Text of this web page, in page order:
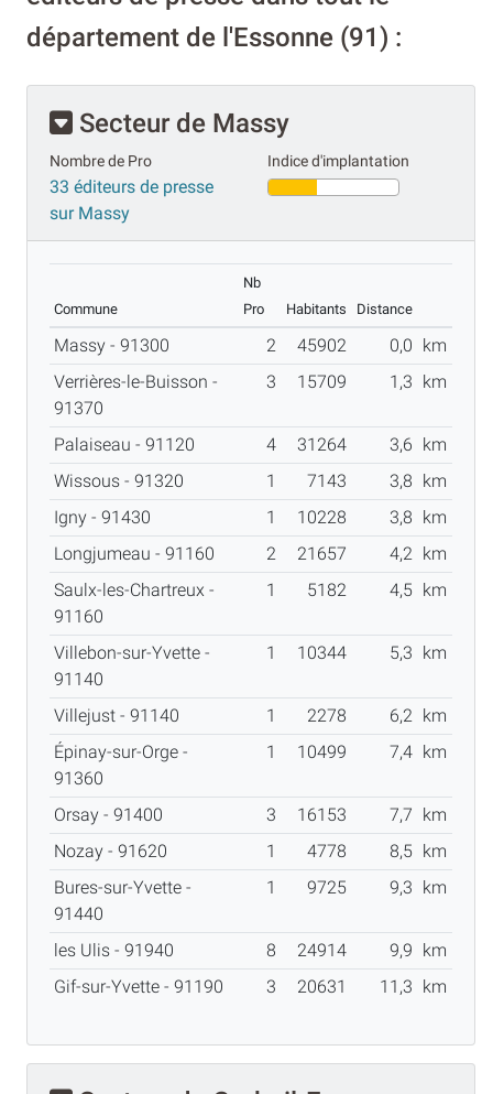
département de l'Essonne (91) :
Secteur de Massy
Nombre de Pro
33 éditeurs de presse
sur Massy
Indice d'implantation
Commune
Nb
Pro
Habitants Distance
Massy - 91300 2 45902 0,0 km
Verrières-le-Buisson -
91370
3 15709 1,3 km
Palaiseau - 91120 4 31264 3,6 km
Wissous - 91320
1 7143 3,8 km
Igny - 91430
1 10228 3,8 km
Longjumeau - 91160
2 21657 4,2 km
Saulx-les-Chartreux -
91160
1 5182 4,5 km
Villebon-sur-Yvette -
91140
1 10344 5,3 km
Villejust - 91140 1 2278 6,2 km
Épinay-sur-Orge -
91360
1 10499 7,4 km
Orsay - 91400 3 16153 7,7 km
Nozay - 91620
1 4778 8,5 km
Bures-sur-Yvette -
91440
1 9725 9,3 km
les Ulis - 91940 8 24914 9,9 km
Gif-sur-Yvette - 91190
3 20631 11,3 km